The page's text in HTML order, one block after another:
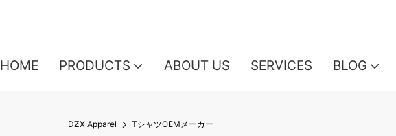
HOME PRODUCTS ABOUT US SERVICES BLOG
DZX Apparel TシャツOEMメーカー